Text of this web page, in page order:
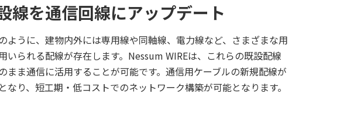
線を通信回線にアップデート
ように、建物内外には専用線や同軸線、電力線など、さまざまな用
いられる配線が存在します。Nessum WIREは、これらの既設配線
まま通信に活用することが可能です。通信用ケーブルの新規配線が
なり、短工期・低コストでのネットワーク構築が可能となります。